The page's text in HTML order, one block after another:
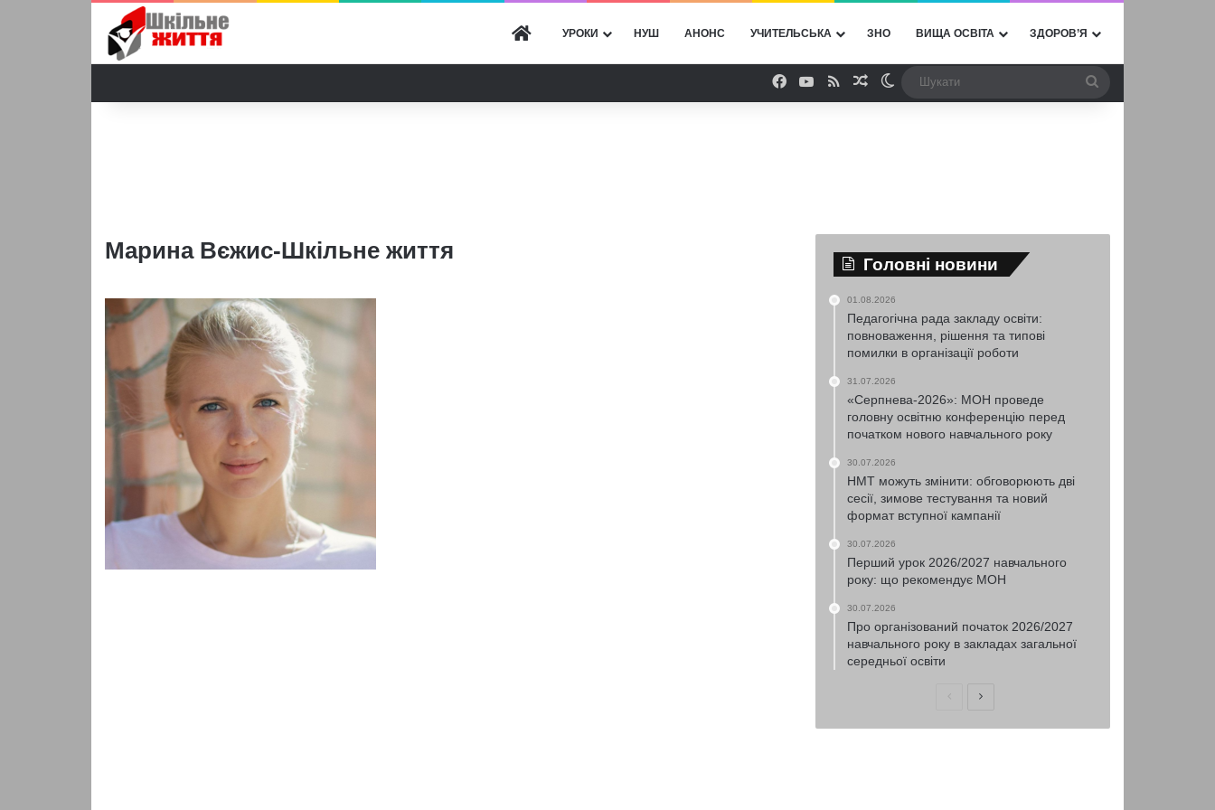
ГОЛОВНА
УРОКИ НУШ АНОНС УЧИТЕЛЬСЬКА ЗНО ВИЩА ОСВІТА ЗДОРОВ’Я
Facebook
YouTube
RSSВипадкова стаття
Switch skin
Марина Вєжис-Шкільне життя
Головні новини
01.08.2026
Педагогічна рада закладу освіти:
повноваження, рішення та типові
помилки в організації роботи
31.07.2026
«Серпнева-2026»: МОН проведе
головну освітню конференцію перед
початком нового навчального року
30.07.2026
НМТ можуть змінити: обговорюють дві
сесії, зимове тестування та новий
формат вступної кампанії
30.07.2026
Перший урок 2026/2027 навчального
року: що рекомендує МОН
30.07.2026
Про організований початок 2026/2027
навчального року в закладах загальної
середньої освіти
ПопередняНаступна